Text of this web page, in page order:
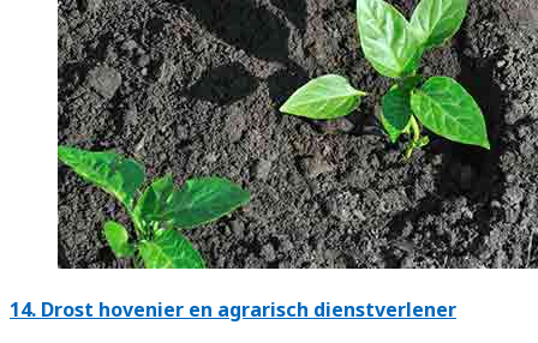
14. Drost hovenier en agrarisch dienstverlener